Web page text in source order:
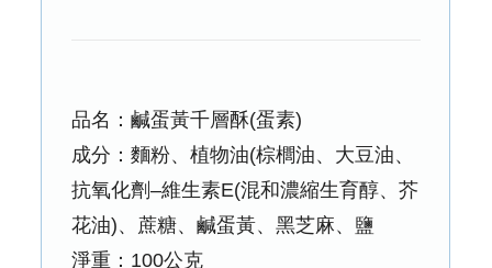
品名：鹹蛋黃千層酥(蛋素)
成分：麵粉、植物油(棕櫚油、大豆油、
抗氧化劑–維生素E(混和濃縮生育醇、芥
花油)、蔗糖、鹹蛋黃、黑芝麻、鹽
淨重：100公克